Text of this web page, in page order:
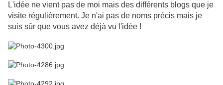
L'idée ne vient pas de moi mais des différents blogs que je
visite régulièrement. Je n'ai pas de noms précis mais je
suis sûr que vous avez déjà vu l'idée !